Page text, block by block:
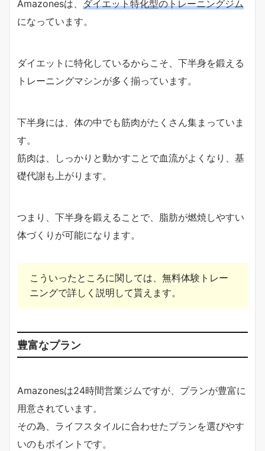
Amazonesは、 ダイエット特化型のトレーニングジム
になっています。
ダイエットに特化しているからこそ、下半身を鍛える
トレーニングマシンが多く揃っています。
下半身には、体の中でも筋肉がたくさん集まっていま
す。
筋肉は、しっかりと動かすことで血流がよくなり、基
礎代謝も上がります。
つまり、下半身を鍛えることで、脂肪が燃焼しやすい
体づくりが可能になります。
こういったところに関しては、無料体験トレー
ニングで詳しく説明して貰えます。
豊富なプラン
Amazonesは24時間営業ジムですが、プランが豊富に
用意されています。
その為、ライフスタイルに合わせたプランを選びやす
いのもポイントです。